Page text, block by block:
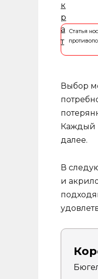
Статья
Выбор
Каждый
далее.
В
и